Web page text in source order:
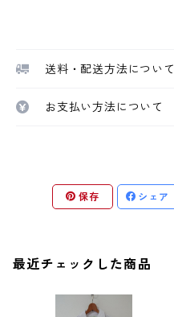
送料・配送方法について
お支払い方法について
保存 シェア
最近チェックした商品